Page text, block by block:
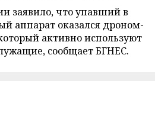
заявило, что упавший в
аппарат оказался дроном-
активно используют
сообщает БГНЕС.